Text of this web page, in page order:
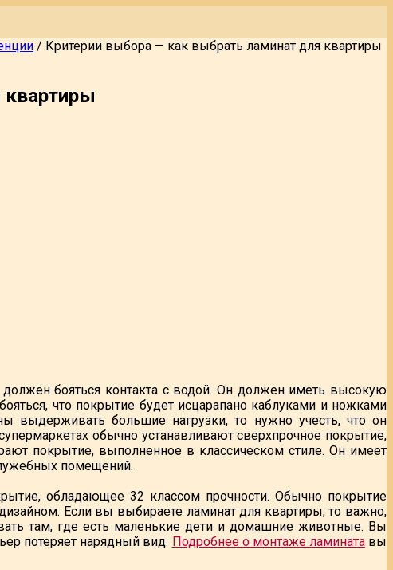
/ Критерии выбора — как выбрать ламинат для квартиры
бояться контакта с водой. Он должен иметь высокую
что покрытие будет исцарапано каблуками и ножками
выдерживать большие нагрузки, то нужно учесть, что он
обычно устанавливают сверхпрочное покрытие,
покрытие, выполненное в классическом стиле. Он имеет
помещений.
обладающее 32 классом прочности. Обычно покрытие
Если вы выбираете ламинат для квартиры, то важно,
там, где есть маленькие дети и домашние животные. Вы
потеряет нарядный вид. Подробнее о монтаже ламинатавы